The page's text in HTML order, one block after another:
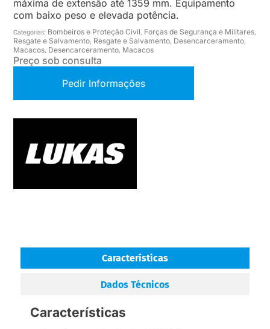
máxima de extensão até 1359 mm. Equipamento
com baixo peso e elevada potência.
Categorias: Bombeiros e Proteção Civil, Forças de Segurança e Militares,
Resgate e Salvamento, Resgate e Salvamento, Desencarceramento,
Macacos, Desencarceramento, Macacos
Preço sob consulta
Pedir Informações
Características
Dados Técnicos
Características